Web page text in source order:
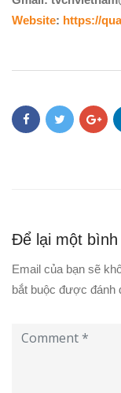
Website: https://
Để lại một bình
Email của bạn sẽ
bắt buộc được đánh